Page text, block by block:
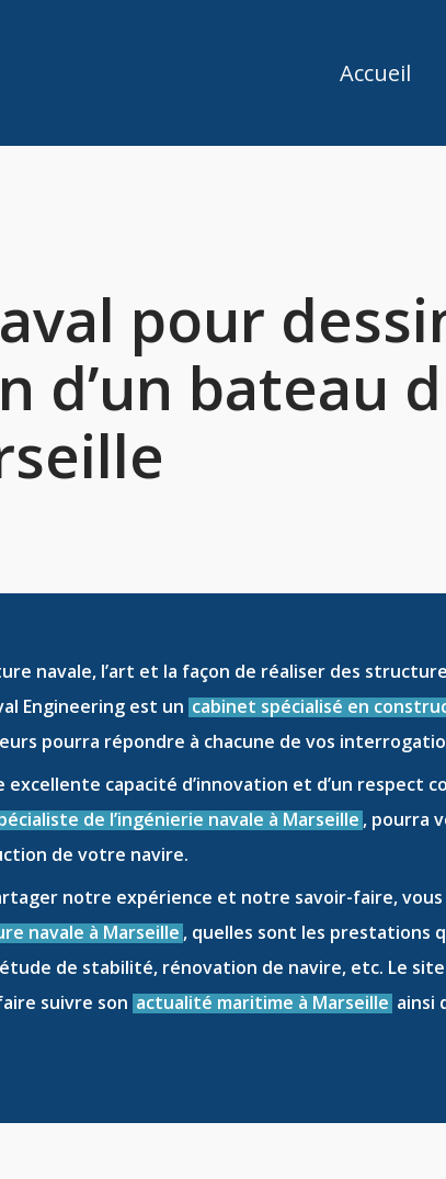
Accueil
pour
d’un bateau
navale, l’art et la façon de réaliser des
Engineering est un cabinet spécialisé en
pourra répondre à chacune de vos
excellente capacité d’innovation et d’un respect
de l’ingénierie navale à Marseille , pourra
de votre navire.
notre expérience et notre savoir-faire,
navale à Marseille , quelles sont les prestations
étude de stabilité, rénovation de navire, etc. Le
suivre son actualité maritime à Marseille ainsi